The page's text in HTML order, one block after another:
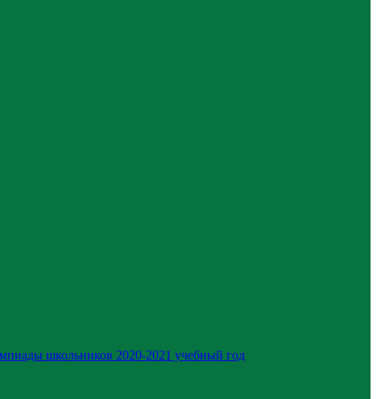
школьников 2020-2021 учебный год